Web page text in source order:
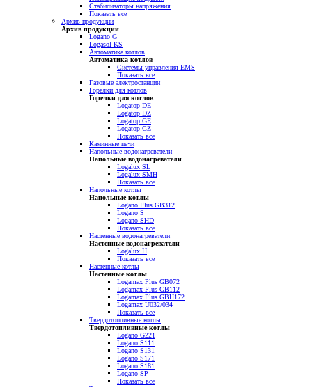
Стабилизаторы напряжения
Показать все
Архив продукции
Архив продукции
Logano G
Logasol KS
Автоматика котлов
Автоматика котлов
Системы управления EMS
Показать все
Газовые электростанции
Горелки для котлов
Горелки для котлов
Logatop DE
Logatop DZ
Logatop GE
Logatop GZ
Показать все
Каминные печи
Напольные водонагреватели
Напольные водонагреватели
Logalux SL
Logalux SMH
Показать все
Напольные котлы
Напольные котлы
Logano Plus GB312
Logano S
Logano SHD
Показать все
Настенные водонагреватели
Настенные водонагреватели
Logalux H
Показать все
Настенные котлы
Настенные котлы
Logamax Plus GB072
Logamax Plus GB112
Logamax Plus GBH172
Logamax U032/034
Показать все
Твердотопливные котлы
Твердотопливные котлы
Logano G221
Logano S111
Logano S131
Logano S171
Logano S181
Logano SP
Показать все